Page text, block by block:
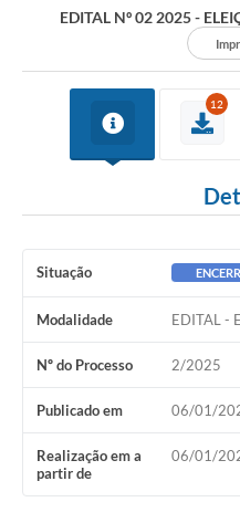
EDITAL Nº 02 2025 -
12
Situação
Modalidade EDITAL -
Nº do Processo 2/2025
Publicado em 06/01/
Realização em a
partir de
06/01/